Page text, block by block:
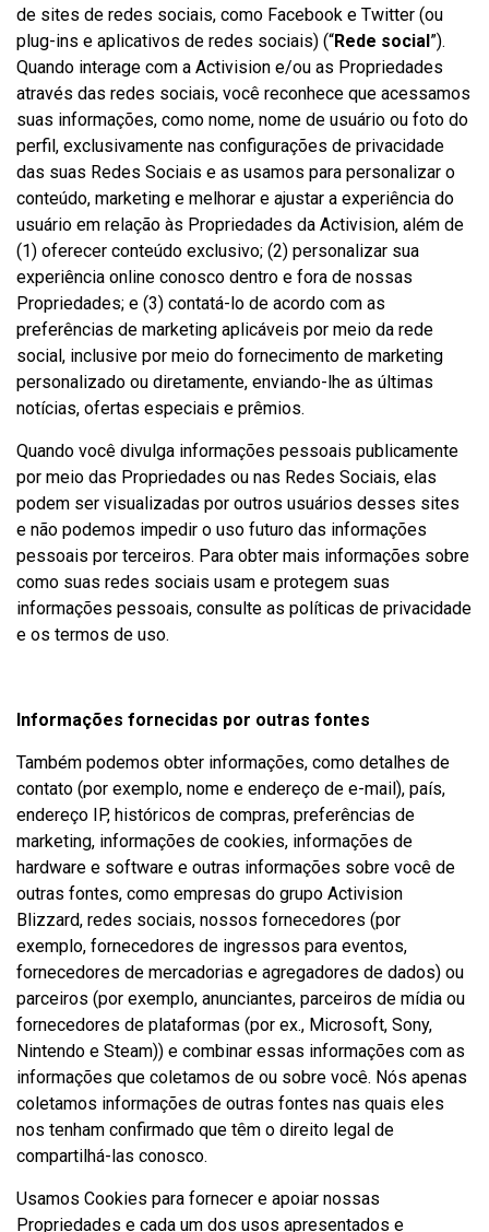
de sites de redes sociais, como Facebook e Twitter (ou
plug-ins e aplicativos de redes sociais) (“Rede social”).
Quando interage com a Activision e/ou as Propriedades
através das redes sociais, você reconhece que acessamos
suas informações, como nome, nome de usuário ou foto do
perfil, exclusivamente nas configurações de privacidade
das suas Redes Sociais e as usamos para personalizar o
conteúdo, marketing e melhorar e ajustar a experiência do
usuário em relação às Propriedades da Activision, além de
(1) oferecer conteúdo exclusivo; (2) personalizar sua
experiência online conosco dentro e fora de nossas
Propriedades; e (3) contatá-lo de acordo com as
preferências de marketing aplicáveis por meio da rede
social, inclusive por meio do fornecimento de marketing
personalizado ou diretamente, enviando-lhe as últimas
notícias, ofertas especiais e prêmios.
Quando você divulga informações pessoais publicamente
por meio das Propriedades ou nas Redes Sociais, elas
podem ser visualizadas por outros usuários desses sites
e não podemos impedir o uso futuro das informações
pessoais por terceiros. Para obter mais informações sobre
como suas redes sociais usam e protegem suas
informações pessoais, consulte as políticas de privacidade
e os termos de uso.
Informações fornecidas por outras fontes
Também podemos obter informações, como detalhes de
contato (por exemplo, nome e endereço de e-mail), país,
endereço IP, históricos de compras, preferências de
marketing, informações de cookies, informações de
hardware e software e outras informações sobre você de
outras fontes, como empresas do grupo Activision
Blizzard, redes sociais, nossos fornecedores (por
exemplo, fornecedores de ingressos para eventos,
fornecedores de mercadorias e agregadores de dados) ou
parceiros (por exemplo, anunciantes, parceiros de mídia ou
fornecedores de plataformas (por ex., Microsoft, Sony,
Nintendo e Steam)) e combinar essas informações com as
informações que coletamos de ou sobre você. Nós apenas
coletamos informações de outras fontes nas quais eles
nos tenham confirmado que têm o direito legal de
compartilhá-las conosco.
Usamos Cookies para fornecer e apoiar nossas
Propriedades e cada um dos usos apresentados e